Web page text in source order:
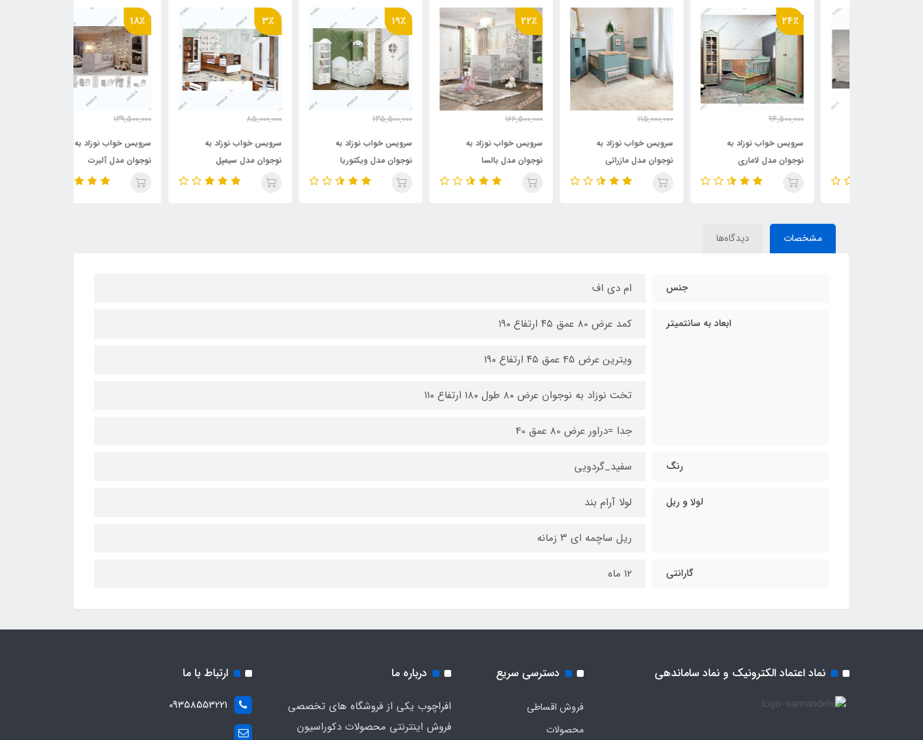
سرویس خواب نوزاد به
نوجوان مدل لاماری
سرویس خواب نوزاد به
نوجوان مدل مازراتی
166,500,000
سرویس خواب نوزاد به
نوجوان مدل بالسا
19٪
135,500,000
سرویس خواب نوزاد به
نوجوان مدل ویکتوریا
سرویس خواب نوزاد به
نوجوان مدل سیمپل
139,500,000
سرویس خواب نوزاد به
نوجوان مدل آلبرت
مشخصات دیدگاه‌ها
جنس ام دی اف
ابعاد به سانتمیتر کمد عرض 80 عمق ۴۵ ارتفاع ۱۹۰
ویترین عرض 45 عمق ۴۵ ارتفاع ۱۹۰
تخت نوزاد به نوجوان عرض ۸۰ طول ۱۸۰ ارتفاع ۱۱۰
جدا =دراور عرض 80 عمق 40
رنگ سفید_گردویی
لولا و ریل لولا آرام بند
ریل ساچمه ای ۳ زمانه
گارانتی ۱۲ ماه
نماد اعتماد الکترونیک و نماد ساماندهی دسترسی سریع
فروش اقساطی
محصولات
درباره ما
افراچوب یکی از فروشگاه های تخصصی
فروش اینترنتی محصولات دکوراسیون
ارتباط با ما
09358553221